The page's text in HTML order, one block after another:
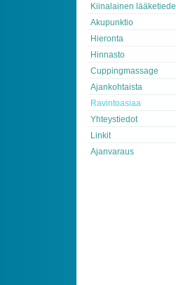
Kiinalainen lääketiede
Akupunktio
Hieronta
Hinnasto
Cuppingmassage
Ajankohtaista
Ravintoasiaa
Yhteystiedot
Linkit
Ajanvaraus